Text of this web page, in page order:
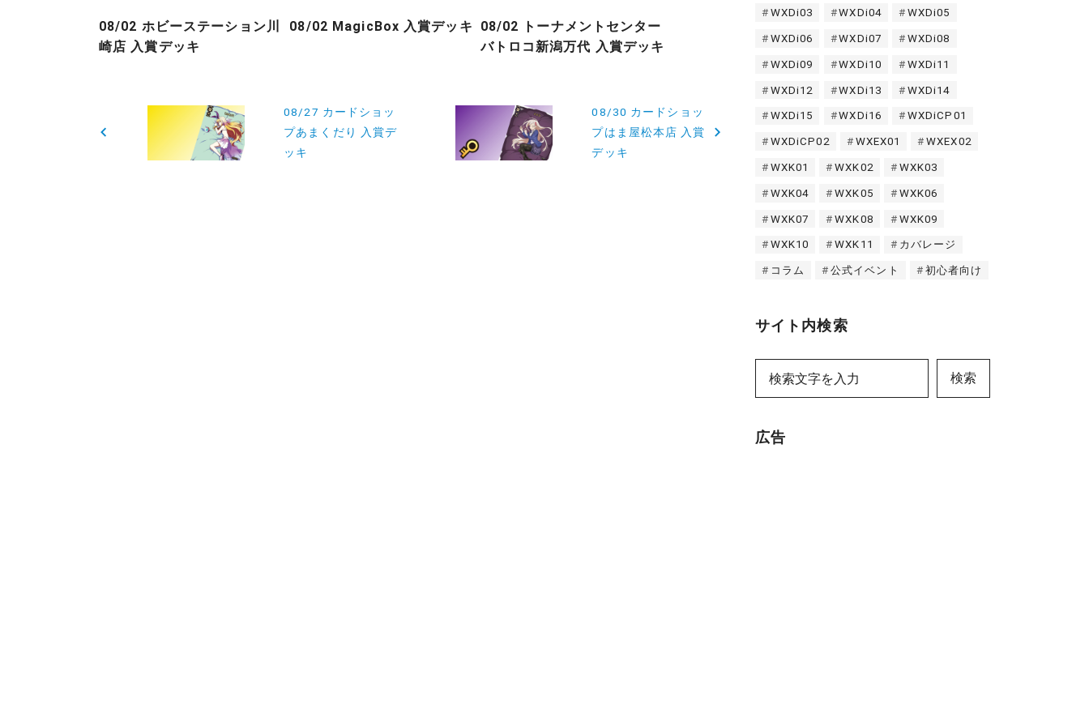
08/02 ホビーステーション川
崎店 入賞デッキ
08/02 MagicBox 入賞デッキ
08/02 トーナメントセンター
バトロコ新潟万代 入賞デッキ
稿
08/27 カードショッ
プあまくだり 入賞デ
ッキ
08/30 カードショッ
プはま屋松本店 入賞
デッキ
WXDi03 WXDi04 WXDi05
WXDi06 WXDi07 WXDi08
WXDi09 WXDi10 WXDi11
WXDi12 WXDi13 WXDi14
WXDi15 WXDi16 WXDiCP01
WXDiCP02 WXEX01 WXEX02
WXK01 WXK02 WXK03
WXK04 WXK05 WXK06
WXK07 WXK08 WXK09
WXK10 WXK11 カバレージ
コラム 公式イベント 初心者向け
サイト内検索
検索
広告